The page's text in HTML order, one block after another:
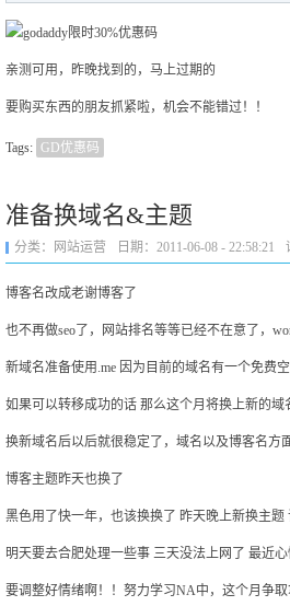
亲测可用，昨晚找到的，马上过期的
要购买东西的朋友抓紧啦，机会不能错过！！
Tags: GD优惠码
准备换域名&主题
分类： 网站运营 日期：2011-06-08 - 22:58:21
博客名改成老谢博客了
也不再做seo了，网站排名等等已经不在意了，
新域名准备使用.me 因为目前的域名有一个免费
如果可以转移成功的话 那么这个月将换上新的域
换新域名后以后就很稳定了，域名以及博客名方
博客主题昨天也换了
黑色用了快一年，也该换换了 昨天晚上新换主题
明天要去合肥处理一些事 三天没法上网了 最近
要调整好情绪啊！！努力学习NA中，这个月争取